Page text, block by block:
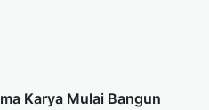
Karya Mulai Bangun